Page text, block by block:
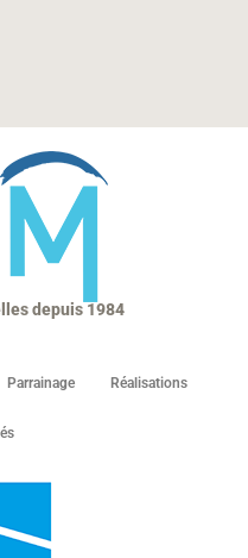
depuis 1984
Parrainage Réalisations